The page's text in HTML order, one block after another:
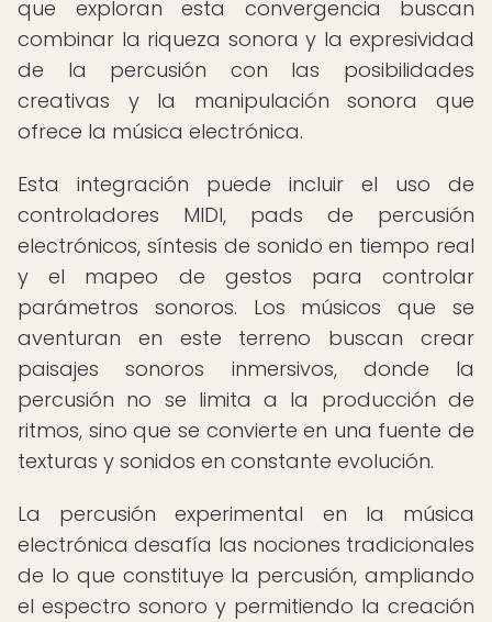
que exploran esta convergencia buscan
combinar la riqueza sonora y la expresividad
de la percusión con las posibilidades
creativas y la manipulación sonora que
ofrece la música electrónica.
Esta integración puede incluir el uso de
controladores MIDI, pads de percusión
electrónicos, síntesis de sonido en tiempo real
y el mapeo de gestos para controlar
parámetros sonoros. Los músicos que se
aventuran en este terreno buscan crear
paisajes sonoros inmersivos, donde la
percusión no se limita a la producción de
ritmos, sino que se convierte en una fuente de
texturas y sonidos en constante evolución.
La percusión experimental en la música
electrónica desafía las nociones tradicionales
de lo que constituye la percusión, ampliando
el espectro sonoro y permitiendo la creación